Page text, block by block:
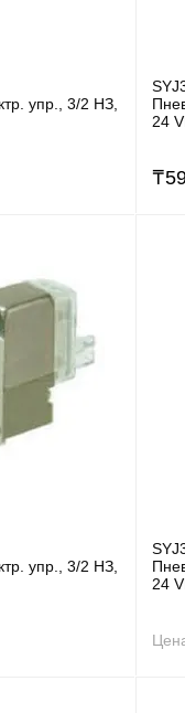
упр., 3/2 НЗ,
24
₸
упр., 3/2 НЗ,
24